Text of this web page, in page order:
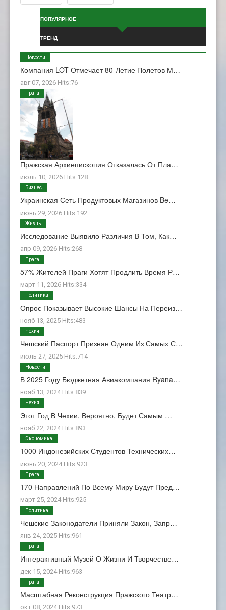
ПОПУЛЯРНОЕ
ТРЕНД
Компания LOT Отмечает 80-Летие Полетов М…
авг 07, 2026 Hits:76
Новости
Пражская Архиепископия Отказалась От Пла…
июль 10, 2026 Hits:128
Прага
Украинская Сеть Продуктовых Магазинов Be…
июнь 29, 2026 Hits:192
Бизнес
Исследование Выявило Различия В Том, Как…
апр 09, 2026 Hits:268
Жизнь
57% Жителей Праги Хотят Продлить Время Р…
март 11, 2026 Hits:334
Прага
Опрос Показывает Высокие Шансы На Переиз…
нояб 13, 2025 Hits:483
Политика
Чешский Паспорт Признан Одним Из Самых С…
июль 27, 2025 Hits:714
Чехия
В 2025 Году Бюджетная Авиакомпания Ryana…
нояб 13, 2024 Hits:839
Новости
Этот Год В Чехии, Вероятно, Будет Самым …
нояб 22, 2024 Hits:893
Чехия
1000 Индонезийских Студентов Технических…
июнь 20, 2024 Hits:923
Экономика
170 Направлений По Всему Миру Будут Пред…
март 25, 2024 Hits:925
Прага
Чешские Законодатели Приняли Закон, Запр…
янв 24, 2025 Hits:961
Политика
Интерактивный Музей О Жизни И Творчестве…
дек 15, 2024 Hits:963
Прага
Масштабная Реконструкция Пражского Театр…
окт 08, 2024 Hits:973
Прага